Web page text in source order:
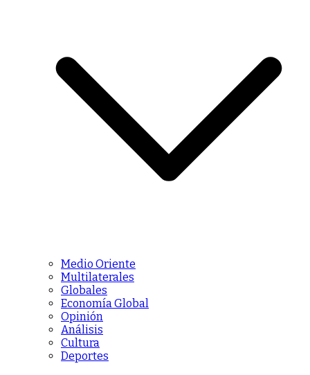
Medio Oriente
Multilaterales
Globales
Economía Global
Opinión
Análisis
Cultura
Deportes